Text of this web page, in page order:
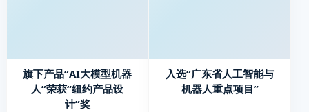
旗下产品“AI大模型机器
人”荣获“纽约产品设
计”奖
入选“广东省人工智能与
机器人重点项目”